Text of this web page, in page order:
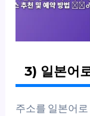
3) 일본어
주소를 일본어